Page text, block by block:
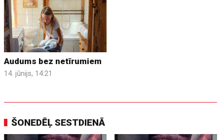
Audums bez netīrumiem
14. jūnijs, 14:21
ŠONEDĒĻ SESTDIENĀ